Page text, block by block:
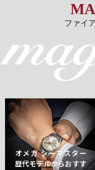
ファイ
オメガ シーマスター
歴代モデルからおすす